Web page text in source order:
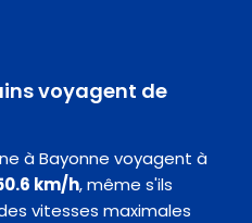
voyagent de
à Bayonne voyagent à
km/h, même s'ils
vitesses maximales